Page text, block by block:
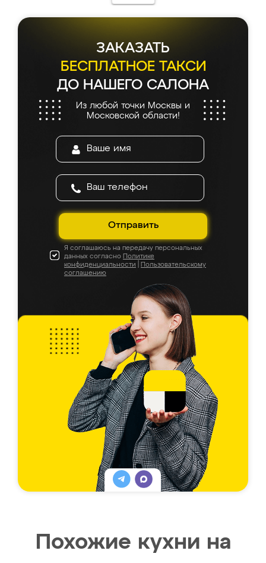
ЗАКАЗАТЬ
БЕСПЛАТНОЕ ТАКСИ
ДО НАШЕГО САЛОНА
Из любой точки Москвы и
Московской области!
Отправить
Я соглашаюсь на передачу персональных
данных согласно Политике
конфиденциальности
Пользовательскому
соглашению
Похожие кухни на